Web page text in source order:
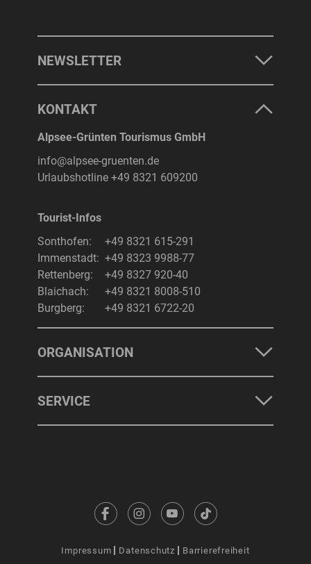
NEWSLETTER
KONTAKT
Alpsee-Grünten Tourismus GmbH
info@alpsee-gruenten.de
Urlaubshotline +49 8321 609200
Tourist-Infos
Sonthofen:
+49 8321 615-291
Immenstadt: +49 8323 9988-77
Rettenberg:
+49 8327 920-40
Blaichach:
+49 8321 8008-510
Burgberg:
+49 8321 6722-20
ORGANISATION
SERVICE
Impressum Datenschutz Barrierefreiheit